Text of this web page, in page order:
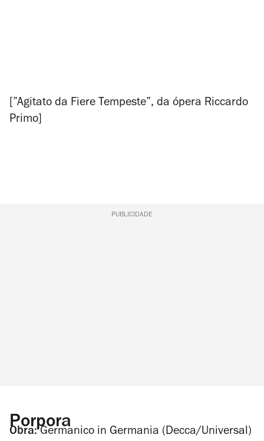
[”Agitato da Fiere Tempeste”, da ópera Riccardo
Primo]
PUBLICIDADE
Porpora
Obra: Germanico in Germania (Decca/Universal)